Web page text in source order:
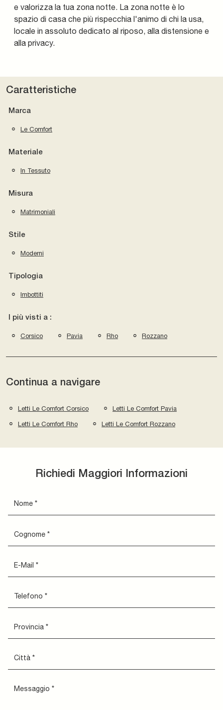
e valorizza la tua zona notte. La zona notte è lo
spazio di casa che più rispecchia l'animo di chi la usa,
locale in assoluto dedicato al riposo, alla distensione e
alla privacy.
Caratteristiche
Marca
Le Comfort
Materiale
In Tessuto
Misura
Matrimoniali
Stile
Moderni
Tipologia
Imbottiti
I più visti a :
Corsico Pavia Rho Rozzano
Continua a navigare
Letti Le Comfort Corsico Letti Le Comfort Pavia
Letti Le Comfort Rho Letti Le Comfort Rozzano
Richiedi Maggiori Informazioni